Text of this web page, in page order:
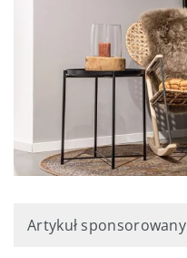
Artykuł sponsorowany